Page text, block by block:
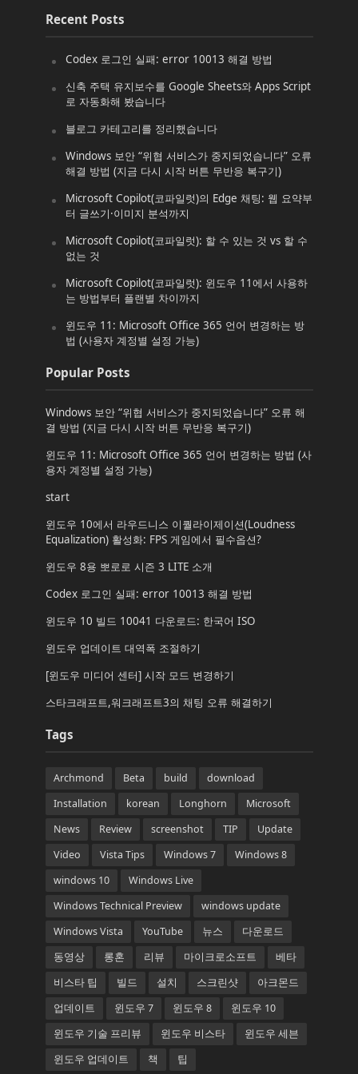
Recent Posts
Codex 로그인 실패: error 10013 해결 방법
신축 주택 유지보수를 Google Sheets와 Apps Script
로 자동화해 봤습니다
블로그 카테고리를 정리했습니다
Windows 보안 “위협 서비스가 중지되었습니다” 오류
해결 방법 (지금 다시 시작 버튼 무반응 복구기)
Microsoft Copilot(코파일럿)의 Edge 채팅: 웹 요약부
터 글쓰기·이미지 분석까지
Microsoft Copilot(코파일럿): 할 수 있는 것 vs 할 수
없는 것
Microsoft Copilot(코파일럿): 윈도우 11에서 사용하
는 방법부터 플랜별 차이까지
윈도우 11: Microsoft Office 365 언어 변경하는 방
법 (사용자 계정별 설정 가능)
Popular Posts
Windows 보안 “위협 서비스가 중지되었습니다” 오류 해
결 방법 (지금 다시 시작 버튼 무반응 복구기)
윈도우 11: Microsoft Office 365 언어 변경하는 방법 (사
용자 계정별 설정 가능)
start
윈도우 10에서 라우드니스 이퀄라이제이션(Loudness
Equalization) 활성화: FPS 게임에서 필수옵션?
윈도우 8용 뽀로로 시즌 3 LITE 소개
Codex 로그인 실패: error 10013 해결 방법
윈도우 10 빌드 10041 다운로드: 한국어 ISO
윈도우 업데이트 대역폭 조절하기
[윈도우 미디어 센터] 시작 모드 변경하기
스타크래프트,워크래프트3의 채팅 오류 해결하기
Tags
Archmond Beta build
download
Installation
korean Longhorn
Microsoft
News
Review screenshot TIP
Update
Video
Vista Tips Windows 7
Windows 8
windows 10
Windows Live
Windows Technical Preview
windows update
Windows Vista
YouTube 뉴스
다운로드
동영상
롱혼 리뷰 마이크로소프트
베타
비스타 팁
빌드 설치 스크린샷
아크몬드
업데이트
윈도우 7 윈도우 8
윈도우 10
윈도우 기술 프리뷰
윈도우 비스타
윈도우 세븐
윈도우 업데이트
책 팁